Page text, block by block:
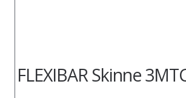
FLEXIBAR Skinne